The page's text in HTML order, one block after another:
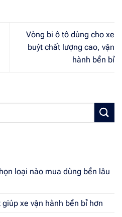
Vòng bi ô tô dùng cho xe
buýt chất lượng cao, vận
hành bền bỉ
loại nào mua dùng bền lâu
xe vận hành bền bỉ hơn